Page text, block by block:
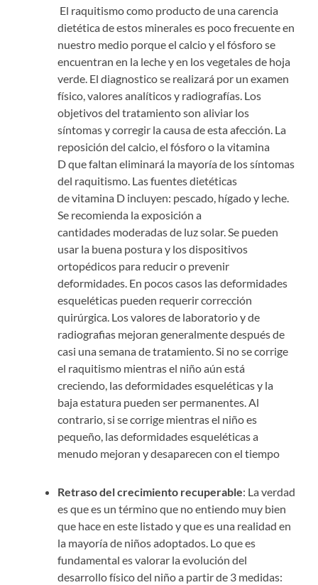
El raquitismo como producto de una carencia
dietética de estos minerales es poco frecuente en
nuestro medio porque el calcio y el fósforo se
encuentran en la leche y en los vegetales de hoja
verde. El diagnostico se realizará por un examen
físico, valores analíticos y radiografías. Los
objetivos del tratamiento son aliviar los
síntomas y corregir la causa de esta afección. La
reposición del calcio, el fósforo o la vitamina
D que faltan eliminará la mayoría de los síntomas
del raquitismo. Las fuentes dietéticas
de vitamina D incluyen: pescado, hígado y leche.
Se recomienda la exposición a
cantidades moderadas de luz solar. Se pueden
usar la buena postura y los dispositivos
ortopédicos para reducir o prevenir
deformidades. En pocos casos las deformidades
esqueléticas pueden requerir corrección
quirúrgica. Los valores de laboratorio y de
radiografias mejoran generalmente después de
casi una semana de tratamiento. Si no se corrige
el raquitismo mientras el niño aún está
creciendo, las deformidades esqueléticas y la
baja estatura pueden ser permanentes. Al
contrario, si se corrige mientras el niño es
pequeño, las deformidades esqueléticas a
menudo mejoran y desaparecen con el tiempo
Retraso del crecimiento recuperable: La verdad
es que es un término que no entiendo muy bien
que hace en este listado y que es una realidad en
la mayoría de niños adoptados. Lo que es
fundamental es valorar la evolución del
desarrollo físico del niño a partir de 3 medidas: